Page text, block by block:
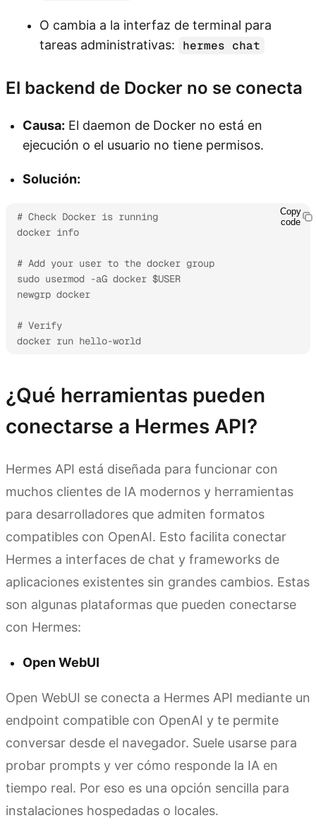
O cambia a la interfaz de terminal para
tareas administrativas:
hermes chat
El backend de Docker no se conecta
Causa: El daemon de Docker no está en
ejecución o el usuario no tiene permisos.
Solución:
# Check Docker is running
docker info
# Add your user to the docker group
sudo usermod -aG docker $USER
newgrp docker
# Verify
docker run hello-world
Copy
code
¿Qué herramientas pueden
conectarse a Hermes API?
Hermes API está diseñada para funcionar con
muchos clientes de IA modernos y herramientas
para desarrolladores que admiten formatos
compatibles con OpenAI. Esto facilita conectar
Hermes a interfaces de chat y frameworks de
aplicaciones existentes sin grandes cambios. Estas
son algunas plataformas que pueden conectarse
con Hermes:
Open WebUI
Open WebUI se conecta a Hermes API mediante un
endpoint compatible con OpenAI y te permite
conversar desde el navegador. Suele usarse para
probar prompts y ver cómo responde la IA en
tiempo real. Por eso es una opción sencilla para
instalaciones hospedadas o locales.